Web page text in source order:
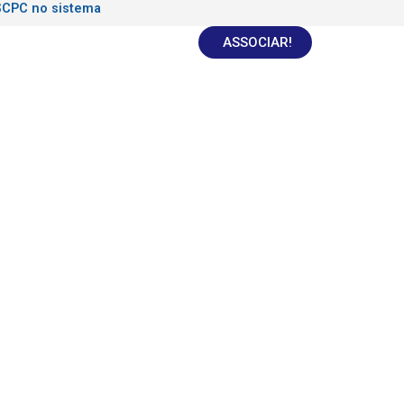
no sistema
ASSOCIAR!